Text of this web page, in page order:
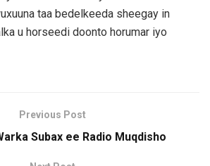
taa bedelkeeda sheegay in
u horseedi doonto horumar iyo
Previous Post
Subax ee Radio Muqdisho